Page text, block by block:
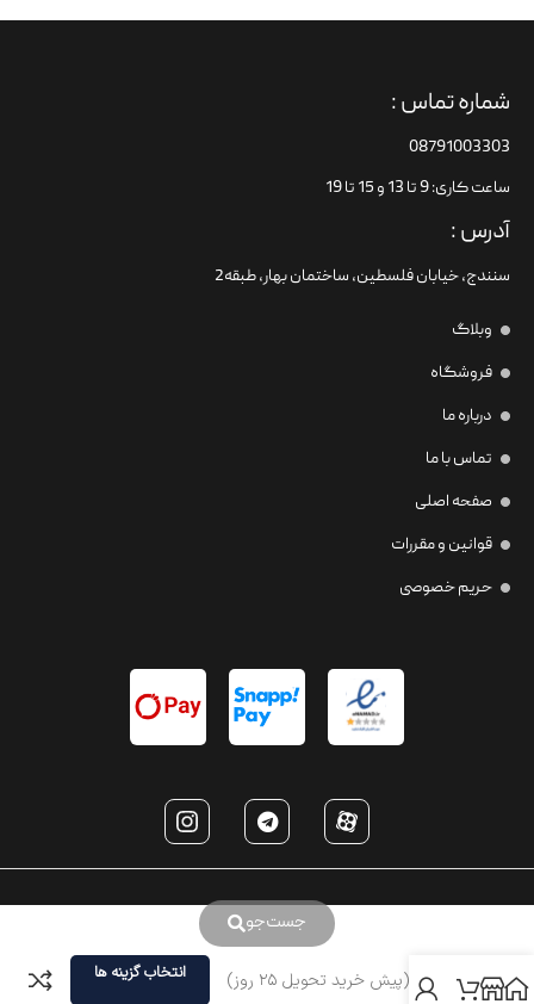
جست‌جو
شماره تماس :
08791003303
ساعت کاری: 9 تا 13 و 15 تا 19
آدرس :
سنندج، خیابان فلسطین،‌ ساختمان بهار، طبقه2
وبلاگ
فروشگاه
درباره ما
تماس با ما
صفحه اصلی
قوانین و مقررات
حریم خصوصی
T9902 (پیش خرید تحویل ۲۵ روز) انتخاب گزینه ها